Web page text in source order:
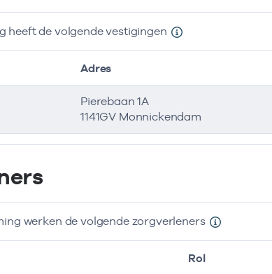
heeft de volgende vestigingen
de volgende vestigingen
Adres
Pierebaan 1A
1141GV Monnickendam
werken de volgende zorgverleners
Rol